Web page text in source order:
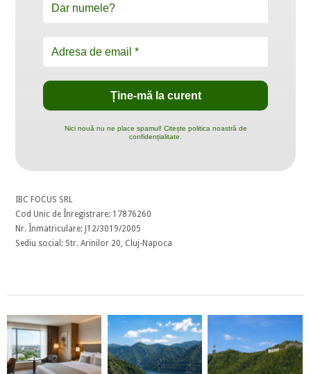
Nici nouă nu ne place spamul! Citește politica noastră de
confidențialitate.
IBC FOCUS SRL
Cod Unic de Înregistrare: 17876260
Nr. Înmatriculare: J12/3019/2005
Sediu social: Str. Arinilor 20, Cluj-Napoca